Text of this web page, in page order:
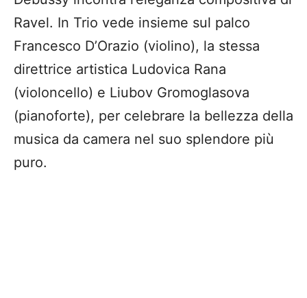
Ravel. In Trio vede insieme sul palco
Francesco D’Orazio (violino), la stessa
direttrice artistica Ludovica Rana
(violoncello) e Liubov Gromoglasova
(pianoforte), per celebrare la bellezza della
musica da camera nel suo splendore più
puro.